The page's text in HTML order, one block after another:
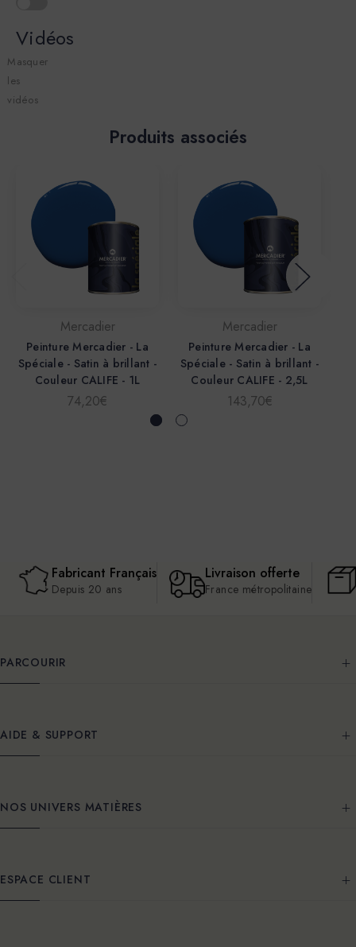
Vidéos
Masquer
les
vidéos
Produits associés
Mercadier
Peinture Mercadier - La
Spéciale - Satin à brillant -
Couleur CALIFE - 1L
74,20€
Mercadier
Peinture Mercadier - La
Spéciale - Satin à brillant -
Couleur CALIFE - 2,5L
143,70€
Fabricant Français
Depuis 20 ans
Livraison offerte
France métropolitaine
PARCOURIR
AIDE & SUPPORT
NOS UNIVERS MATIÈRES
ESPACE CLIENT